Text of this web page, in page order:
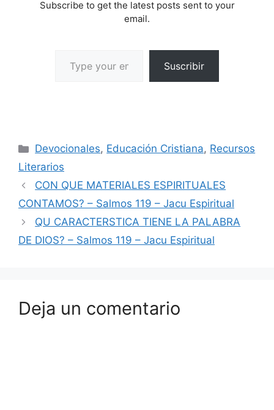
Subscribe to get the latest posts sent to your
email.
Suscribir
Devocionales, Educación Cristiana, Recursos
Literarios
CON QUE MATERIALES ESPIRITUALES
CONTAMOS? – Salmos 119 – Jacu Espiritual
QU CARACTERSTICA TIENE LA PALABRA
DE DIOS? – Salmos 119 – Jacu Espiritual
Deja un comentario